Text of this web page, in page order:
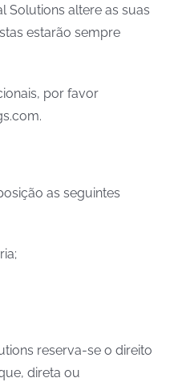
Solutions altere as suas
estarão sempre
por favor
as seguintes
reserva-se o direito
direta ou